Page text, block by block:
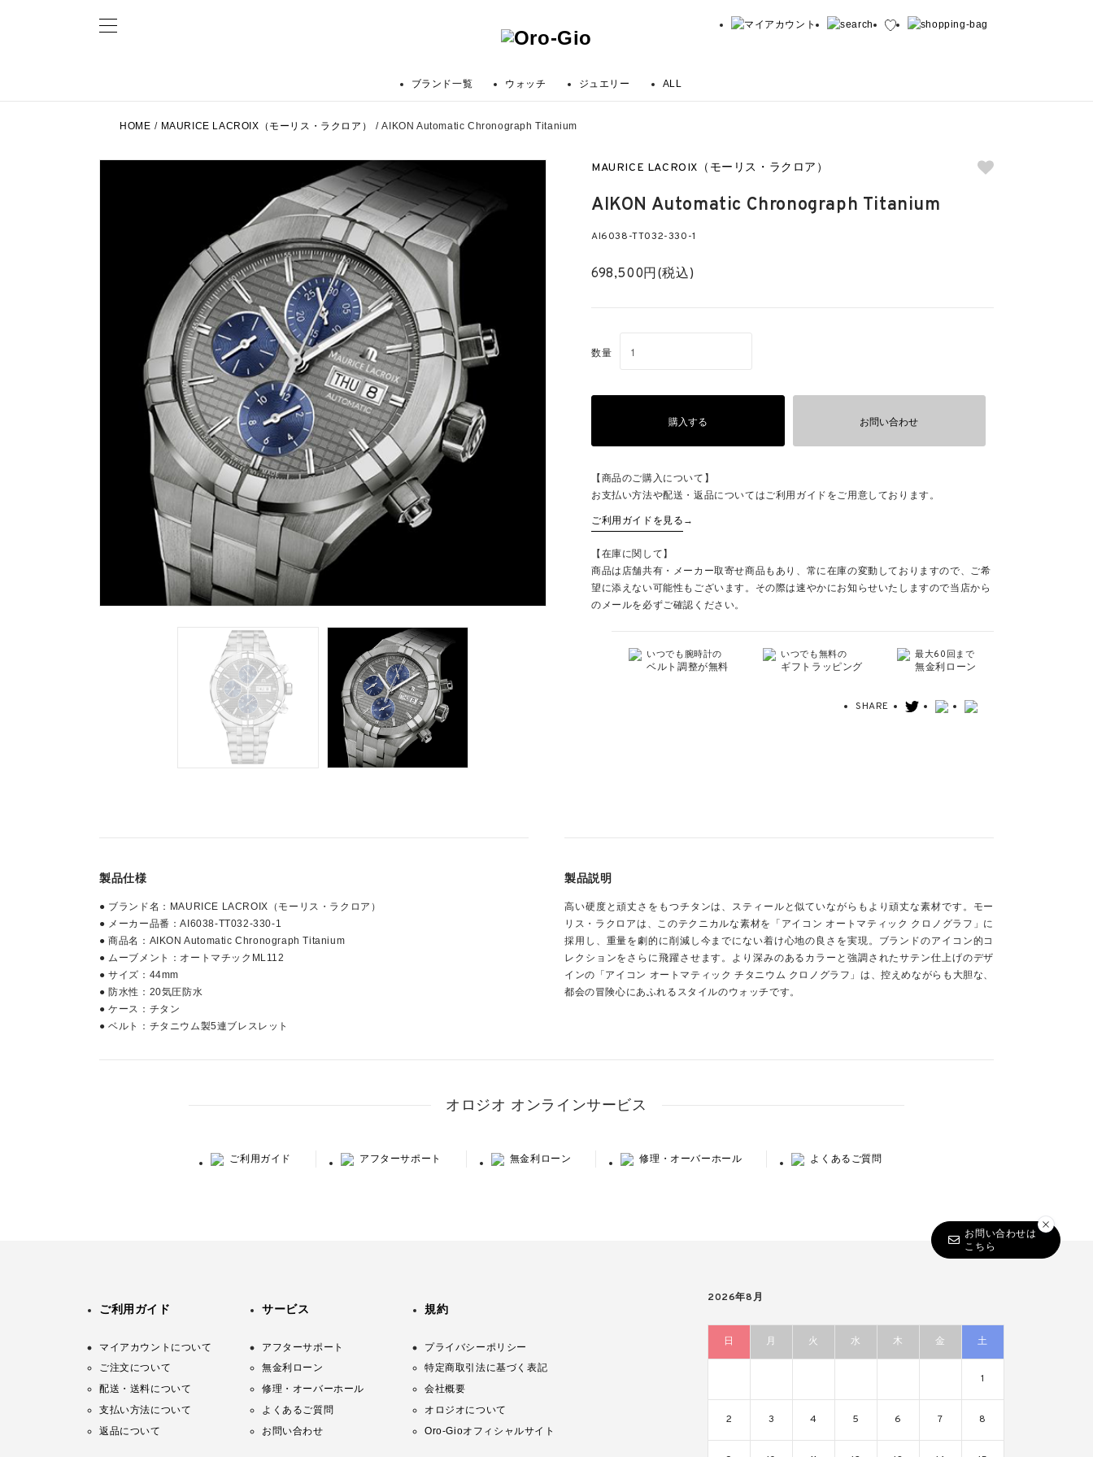
ブランド一覧 ウォッチ ジュエリー ALL
HOME / MAURICE LACROIX（モーリス・ラクロア） / AIKON Automatic Chronograph Titanium
MAURICE LACROIX（モーリス・ラクロア）
AIKON Automatic Chronograph Titanium
AI6038-TT032-330-1
698,500円(税込)
数量
購入する お問い合わせ
【商品のご購入について】
お支払い方法や配送・返品についてはご利用ガイドをご用意しております。
ご利用ガイドを見る→
【在庫に関して】
商品は店舗共有・メーカー取寄せ商品もあり、常に在庫の変動しておりますので、ご希
望に添えない可能性もございます。その際は速やかにお知らせいたしますので当店から
のメールを必ずご確認ください。
いつでも腕時計の
ベルト調整が無料
いつでも無料の
ギフトラッピング
最大60回まで
無金利ローン
SHARE
製品仕様
● ブランド名：MAURICE LACROIX（モーリス・ラクロア）
● メーカー品番：AI6038-TT032-330-1
● 商品名：AIKON Automatic Chronograph Titanium
● ムーブメント：オートマチックML112
● サイズ：44mm
● 防水性：20気圧防水
● ケース：チタン
● ベルト：チタニウム製5連ブレスレット
製品説明
高い硬度と頑丈さをもつチタンは、スティールと似ていながらもより頑丈な素材です。モー
リス・ラクロアは、このテクニカルな素材を「アイコン オートマティック クロノグラフ」に
採用し、重量を劇的に削減し今までにない着け心地の良さを実現。ブランドのアイコン的コ
レクションをさらに飛躍させます。より深みのあるカラーと強調されたサテン仕上げのデザ
インの「アイコン オートマティック チタニウム クロノグラフ」は、控えめながらも大胆な、
都会の冒険心にあふれるスタイルのウォッチです。
オロジオ オンラインサービス
ご利用ガイド アフターサポート 無金利ローン 修理・オーバーホール よくあるご質問
お問い合わせは
こちら
ご利用ガイド
マイアカウントについて
ご注文について
配送・送料について
支払い方法について
返品について
サービス
アフターサポート
無金利ローン
修理・オーバーホール
よくあるご質問
お問い合わせ
規約
プライバシーポリシー
特定商取引法に基づく表記
会社概要
オロジオについて
Oro-Gioオフィシャルサイト
2026年8月
日 月 火 水 木 金 土
1
2 3 4 5 6 7 8